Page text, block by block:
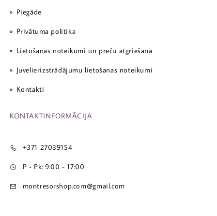
Piegāde
Privātuma politika
Lietošanas noteikumi un preču atgriešana
Juvelierizstrādājumu lietošanas noteikumi
Kontakti
KONTAKTINFORMĀCIJA
+371 27039154
P - Pk: 9:00 - 17:00
montresorshop.com@gmail.com